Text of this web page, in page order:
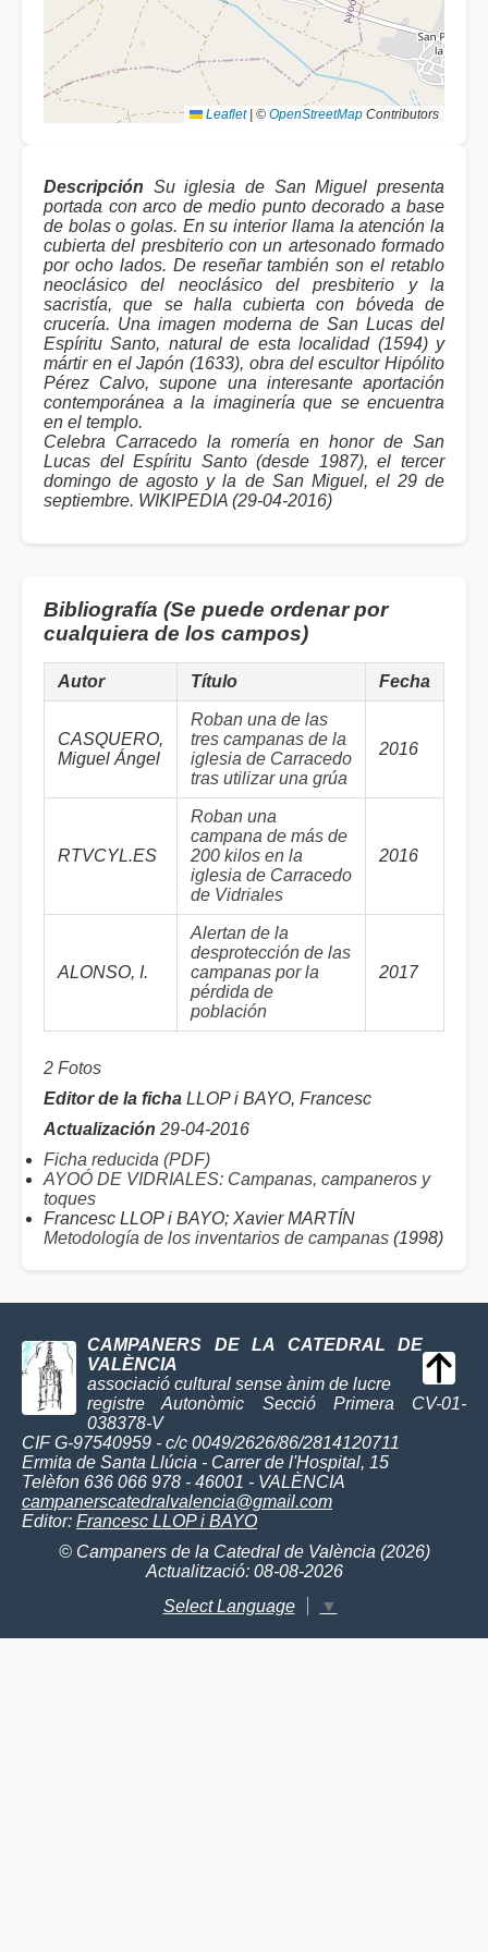
Leaflet © OpenStreetMap Contributors
Descripción Su iglesia de San Miguel presenta
portada con arco de medio punto decorado a base
de bolas o golas. En su interior llama la atención la
cubierta del presbiterio con un artesonado formado
por ocho lados. De reseñar también son el retablo
neoclásico del neoclásico del presbiterio y la
sacristía, que se halla cubierta con bóveda de
crucería. Una imagen moderna de San Lucas del
Espíritu Santo, natural de esta localidad (1594) y
mártir en el Japón (1633), obra del escultor Hipólito
Pérez Calvo, supone una interesante aportación
contemporánea a la imaginería que se encuentra
en el templo.
Celebra Carracedo la romería en honor de San
Lucas del Espíritu Santo (desde 1987), el tercer
domingo de agosto y la de San Miguel, el 29 de
septiembre. WIKIPEDIA (29-04-2016)
Bibliografía (Se puede ordenar por
cualquiera de los campos)
Autor Título Fecha
CASQUERO,
Miguel Ángel
Roban una de las
tres campanas de la
iglesia de Carracedo
tras utilizar una grúa
2016
RTVCYL.ES
Roban una
campana de más de
200 kilos en la
iglesia de Carracedo
de Vidriales
2016
ALONSO, I.
Alertan de la
desprotección de las
campanas por la
pérdida de
población
2017
2 Fotos
Editor de la ficha LLOP i BAYO, Francesc
Actualización 29-04-2016
Ficha reducida (PDF)
AYOÓ DE VIDRIALES: Campanas, campaneros y
toques
Francesc LLOP i BAYO; Xavier MARTÍN
Metodología de los inventarios de campanas (1998)
CAMPANERS DE LA CATEDRAL DE
VALÈNCIA
associació cultural sense ànim de lucre
registre Autonòmic Secció Primera CV-01-
038378-V
CIF G-97540959 - c/c 0049/2626/86/2814120711
Ermita de Santa Llúcia - Carrer de l'Hospital, 15
Telèfon 636 066 978 - 46001 - VALÈNCIA
campanerscatedralvalencia@gmail.com
Editor: Francesc LLOP i BAYO
© Campaners de la Catedral de València (2026)
Actualització: 08-08-2026
Select Language
▼